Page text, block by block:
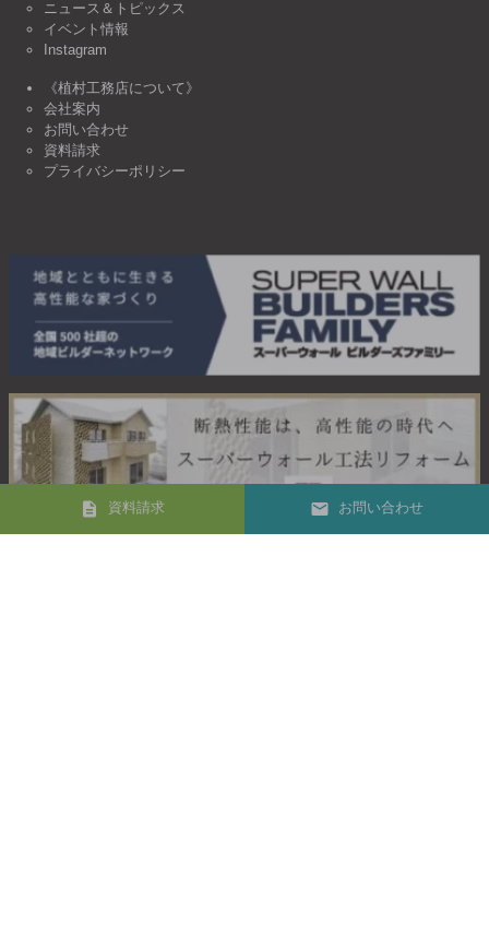
ニュース＆トピックス
イベント情報
Instagram
《植村工務店について》
会社案内
お問い合わせ
資料請求
プライバシーポリシー
資料請求 お問い合わせ